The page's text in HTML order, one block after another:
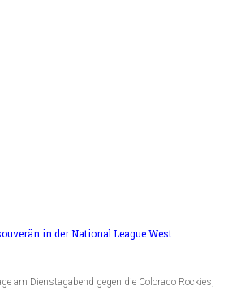
in der National League West
am Dienstagabend gegen die Colorado Rockies,